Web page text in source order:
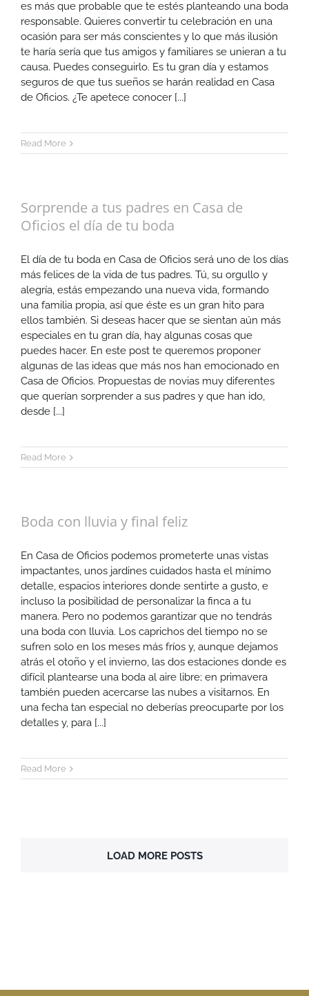
es más que probable que te estés planteando una boda
responsable. Quieres convertir tu celebración en una
ocasión para ser más conscientes y lo que más ilusión
te haría sería que tus amigos y familiares se unieran a tu
causa. Puedes conseguirlo. Es tu gran día y estamos
seguros de que tus sueños se harán realidad en Casa
de Oficios. ¿Te apetece conocer [...]
Read More
Sorprende a tus padres en Casa de
Oficios el día de tu boda
El día de tu boda en Casa de Oficios será uno de los días
más felices de la vida de tus padres. Tú, su orgullo y
alegría, estás empezando una nueva vida, formando
una familia propia, así que éste es un gran hito para
ellos también. Si deseas hacer que se sientan aún más
especiales en tu gran día, hay algunas cosas que
puedes hacer. En este post te queremos proponer
algunas de las ideas que más nos han emocionado en
Casa de Oficios. Propuestas de novias muy diferentes
que querían sorprender a sus padres y que han ido,
desde [...]
Read More
Boda con lluvia y final feliz
En Casa de Oficios podemos prometerte unas vistas
impactantes, unos jardines cuidados hasta el mínimo
detalle, espacios interiores donde sentirte a gusto, e
incluso la posibilidad de personalizar la finca a tu
manera. Pero no podemos garantizar que no tendrás
una boda con lluvia. Los caprichos del tiempo no se
sufren solo en los meses más fríos y, aunque dejamos
atrás el otoño y el invierno, las dos estaciones donde es
difícil plantearse una boda al aire libre; en primavera
también pueden acercarse las nubes a visitarnos. En
una fecha tan especial no deberías preocuparte por los
detalles y, para [...]
Read More
LOAD MORE POSTS